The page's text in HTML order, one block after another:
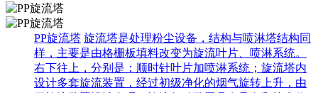
PP旋流塔 旋流塔是处理粉尘设备，结构与喷淋塔结构同
样，主要是由格栅板填料改变为旋流叶片、喷淋系统。
右下往上，分别是：顺时针叶片加喷淋系统；旋流塔内
设计多套旋流装置，经过初级净化的烟气旋转上升，由